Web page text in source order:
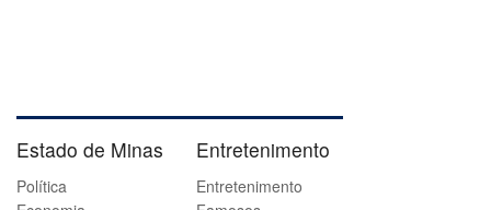
Estado de Minas
Política
Entretenimento
Entretenimento